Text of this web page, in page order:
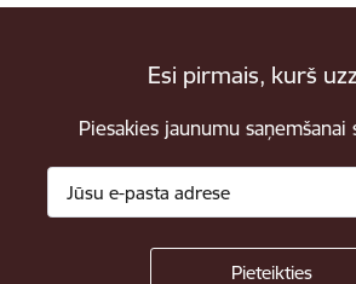
Esi pirmais, kurš
Piesakies jaunumu saņemšanai